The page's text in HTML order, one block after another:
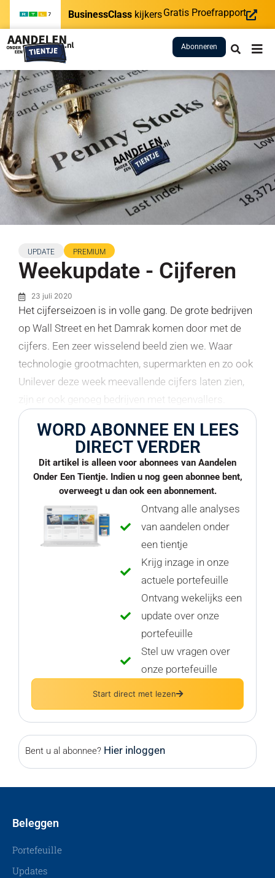
BusinessClass kijkersGratis Proefrapport
Abonneren
UPDATE PREMIUM
Weekupdate - Cijferen
23 juli 2020
Het cijferseizoen is in volle gang. De grote bedrijven
op Wall Street en het Damrak komen door met de
cijfers. Een zeer wisselend beeld zien we. Waar
technologie grootmachten, supermarkten en zo ook
Unilever deze week meevallende cijfers laten zien,
zijn er ook genoeg bedrijven met tegenvallers.
WORD ABONNEE EN LEES
DIRECT VERDER
Dit artikel is alleen voor abonnees van Aandelen
Onder Een Tientje. Indien u nog geen abonnee bent,
overweegt u dan ook een abonnement.
Ontvang alle analyses
van aandelen onder
een tientje
Krijg inzage in onze
actuele portefeuille
Ontvang wekelijks een
update over onze
portefeuille
Stel uw vragen over
onze portefeuille
Start direct met lezen
Bent u al abonnee? Hier inloggen
Beleggen
Portefeuille
Updates